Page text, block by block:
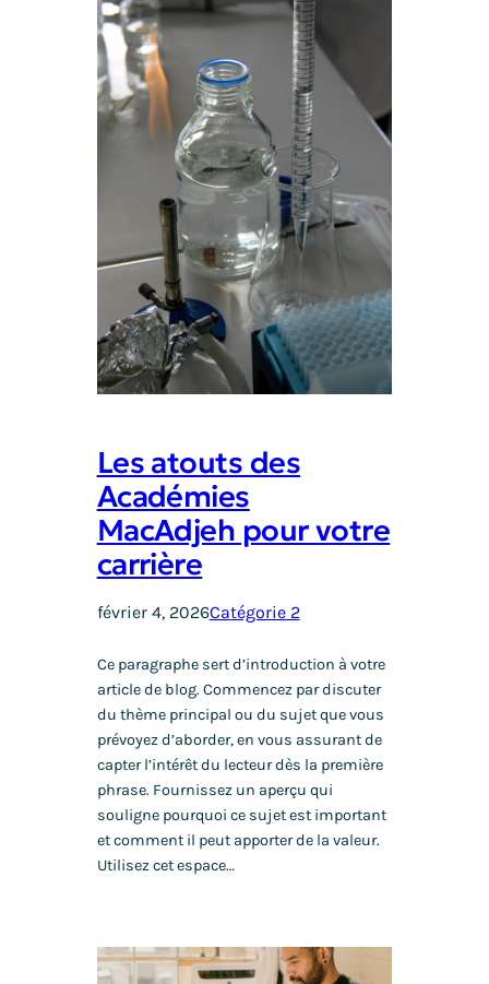
Les atouts des
Académies
MacAdjeh pour votre
carrière
février 4, 2026Catégorie 2
Ce paragraphe sert d’introduction à votre
article de blog. Commencez par discuter
du thème principal ou du sujet que vous
prévoyez d’aborder, en vous assurant de
capter l’intérêt du lecteur dès la première
phrase. Fournissez un aperçu qui
souligne pourquoi ce sujet est important
et comment il peut apporter de la valeur.
Utilisez cet espace…